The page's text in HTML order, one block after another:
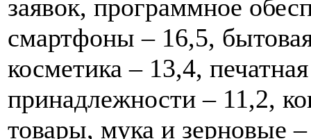
заявок, программное
смартфоны – 16,5,
косметика – 13,4,
принадлежности – 11,2,
товары, мука и зерновые